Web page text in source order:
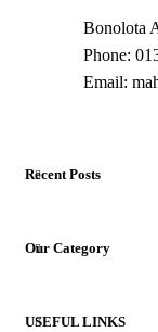
Bonolota
Phone:
Email:
Recent Posts
Our Category
USEFUL LINKS